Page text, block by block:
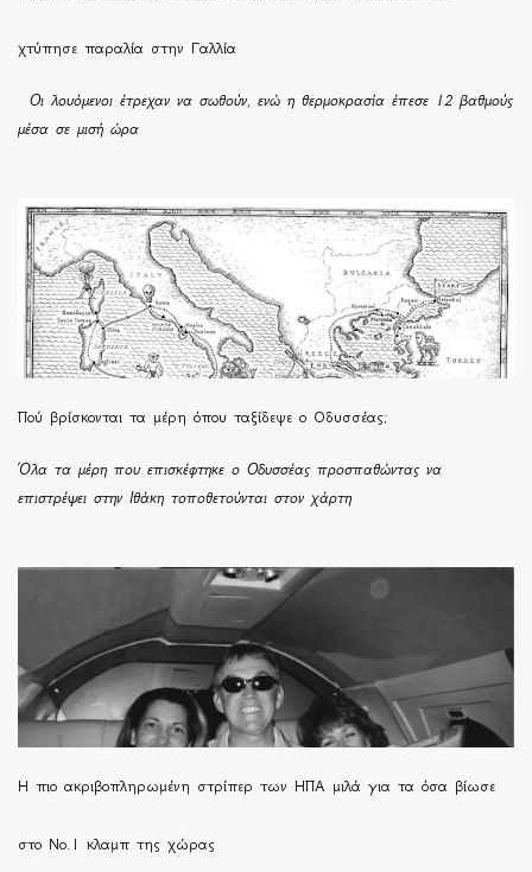
χτύπησε παραλία στην Γαλλία
Οι λουόμενοι έτρεχαν να σωθούν, ενώ η θερμοκρασία έπεσε 12 βαθμούς
μέσα σε μισή ώρα
Πού βρίσκονται τα μέρη όπου ταξίδεψε ο Οδυσσέας;
Όλα τα μέρη που επισκέφτηκε ο Οδυσσέας προσπαθώντας να
επιστρέψει στην Ιθάκη τοποθετούνται στον χάρτη
H πιο ακριβοπληρωμένη στρίπερ των ΗΠΑ μιλά για τα όσα βίωσε
στο Νο.1 κλαμπ της χώρας